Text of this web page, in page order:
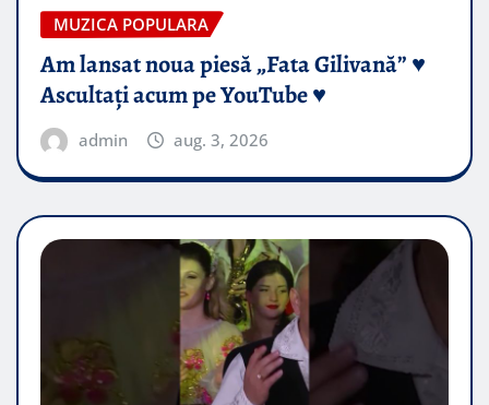
MUZICA POPULARA
Am lansat noua piesă „Fata Gilivană” ♥️
Ascultați acum pe YouTube ♥️
admin aug. 3, 2026